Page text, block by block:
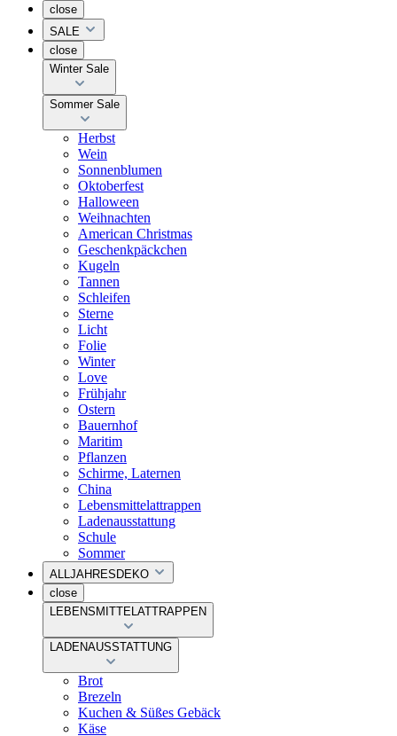
close
SALE
close
Winter Sale
Sommer Sale
Herbst
Wein
Sonnenblumen
Oktoberfest
Halloween
Weihnachten
American Christmas
Geschenkpäckchen
Kugeln
Tannen
Schleifen
Sterne
Licht
Folie
Winter
Love
Frühjahr
Ostern
Bauernhof
Maritim
Pflanzen
Schirme, Laternen
China
Lebensmittelattrappen
Ladenausstattung
Schule
Sommer
ALLJAHRESDEKO
close
LEBENSMITTELATTRAPPEN
LADENAUSSTATTUNG
Brot
Brezeln
Kuchen & Süßes Gebäck
Käse